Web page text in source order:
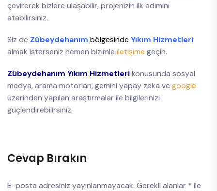
çevirerek bizlere ulaşabilir, projenizin ilk adımını
atabilirsiniz.
Siz de Zübeydehanım bölgesinde Yıkım Hizmetleri
almak isterseniz hemen bizimle iletişime geçin.
Zübeydehanım Yıkım Hizmetlerikonusunda sosyal
medya, arama motorları, gemini yapay zeka ve google
üzerinden yapılan araştırmalar ile bilgilerinizi
güçlendirebilirsiniz.
Cevap Bırakın
E-posta adresiniz yayınlanmayacak. Gerekli alanlar * ile